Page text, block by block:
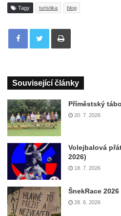
Tagy turistika blog
Tisknout
Související články
Příměstský
20. 7. 2026
Volejbalová
2026)
18. 7. 2026
ŠnekRace
28. 6. 2026